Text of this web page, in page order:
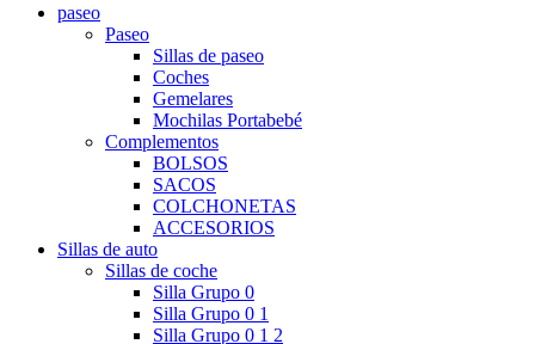
paseo
Paseo
Sillas de paseo
Coches
Gemelares
Mochilas Portabebé
Complementos
BOLSOS
SACOS
COLCHONETAS
ACCESORIOS
Sillas de auto
Sillas de coche
Silla Grupo 0
Silla Grupo 0 1
Silla Grupo 0 1 2